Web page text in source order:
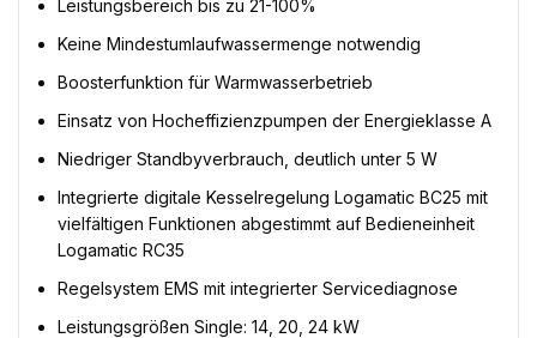
Leistungsbereich bis zu 21-100%
Keine Mindestumlaufwassermenge notwendig
Boosterfunktion für Warmwasserbetrieb
Einsatz von Hocheffizienzpumpen der Energieklasse A
Niedriger Standbyverbrauch, deutlich unter 5 W
Integrierte digitale Kesselregelung Logamatic BC25 mit
vielfältigen Funktionen abgestimmt auf Bedieneinheit
Logamatic RC35
Regelsystem EMS mit integrierter Servicediagnose
Leistungsgrößen Single: 14, 20, 24 kW